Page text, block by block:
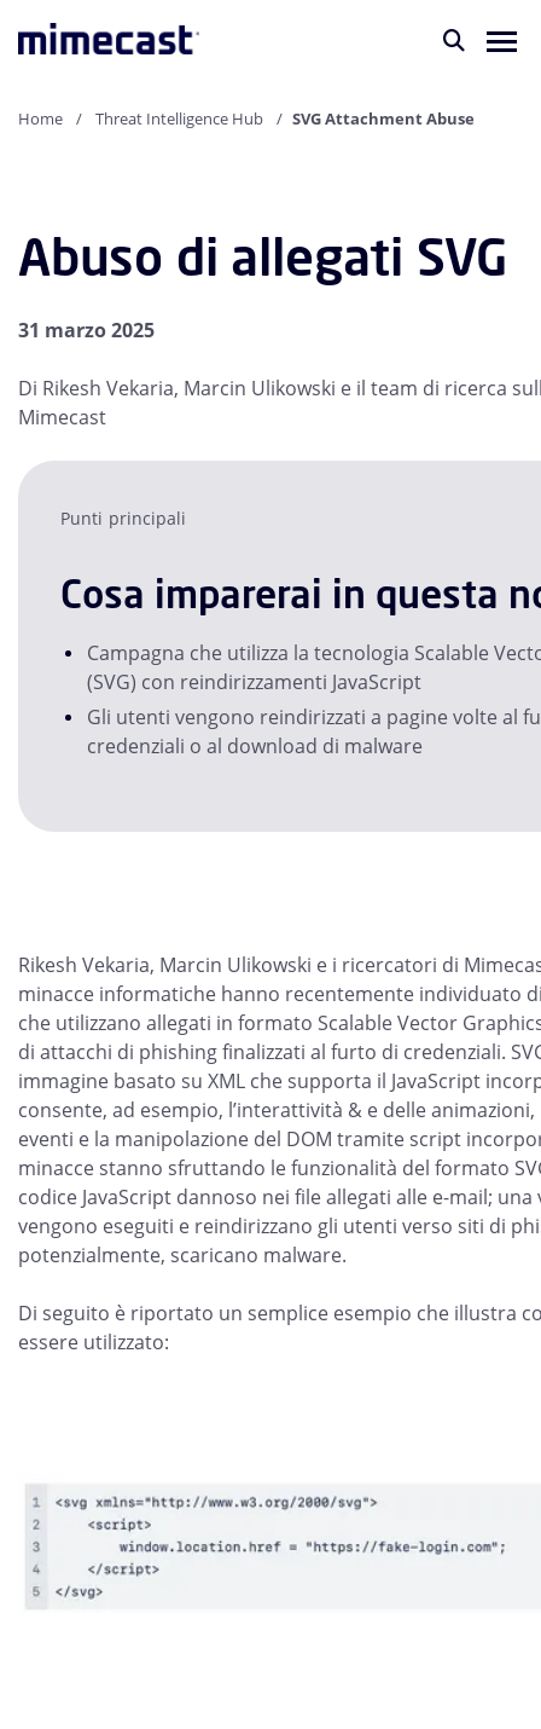
Home Threat Intelligence Hub SVG Attachment Abuse
Abuso di allegati SVG
31 marzo 2025
Di Rikesh Vekaria, Marcin Ulikowski e il team di ricerca
Mimecast
Punti principali
Cosa imparerai in questa
Campagna che utilizza la tecnologia Scalable
(SVG) con reindirizzamenti JavaScript
Gli utenti vengono reindirizzati a pagine volte al
credenziali o al download di malware
Rikesh Vekaria, Marcin Ulikowski e i ricercatori di
minacce informatiche hanno recentemente individuato
che utilizzano allegati in formato Scalable Vector
di attacchi di phishing finalizzati al furto di credenziali.
immagine basato su XML che supporta il JavaScript
consente, ad esempio, l’interattività & e delle
eventi e la manipolazione del DOM tramite script
minacce stanno sfruttando le funzionalità del formato
codice JavaScript dannoso nei file allegati alle e-mail;
vengono eseguiti e reindirizzano gli utenti verso siti di
potenzialmente, scaricano malware.
Di seguito è riportato un semplice esempio che illustra
essere utilizzato: